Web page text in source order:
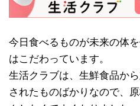
今日食べるものが未来の体
はこだわっています。
生活クラブは、生鮮食品か
されたものばかりなので、